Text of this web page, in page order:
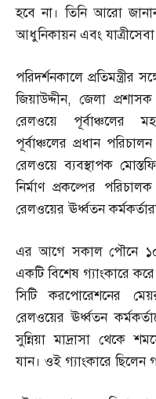
হবে না। তিনি আরো
আধুনিকায়ন এবং
পরিদর্শনকালে প্রতিমন্ত্রীর
জিয়াউদ্দীন, জেলা
রেলওয়ে পূর্বাঞ্চলের
পূর্বাঞ্চলের প্রধান
রেলওয়ে ব্যবস্থাপক
নির্মাণ প্রকল্পের
রেলওয়ের ঊর্ধ্বতন
এর আগে সকাল পৌনে ১০
একটি বিশেষ গ্যাংকারে করে
সিটি করপোরেশনের
রেলওয়ের ঊর্ধ্বতন
সুন্নিয়া মাদ্রাসা থেকে
যান। ওই গ্যাংকারে ছিলেন